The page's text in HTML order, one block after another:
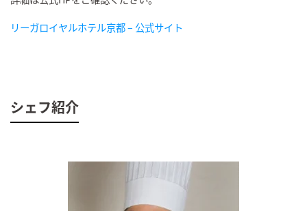
リーガロイヤルホテル京都 – 公式サイト
シェフ紹介